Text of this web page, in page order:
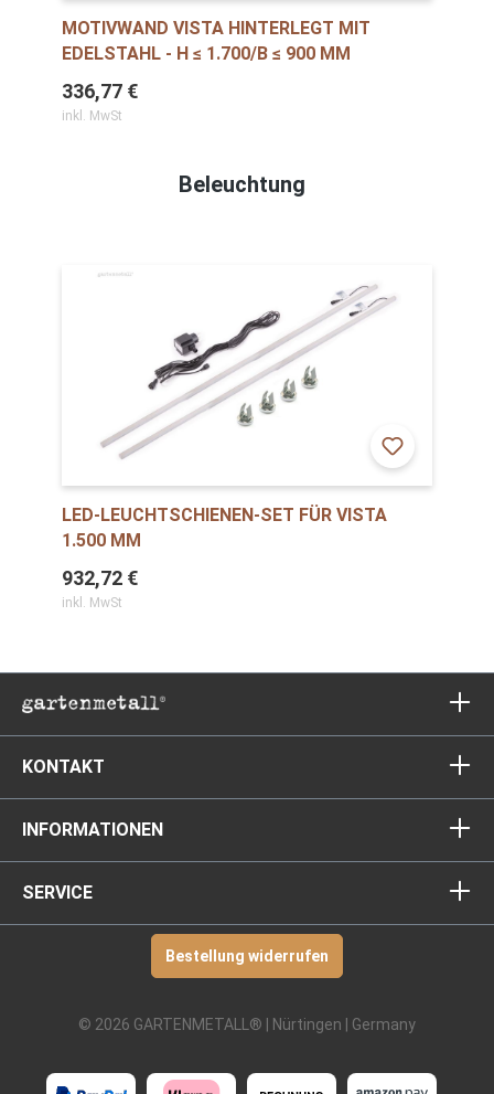
MOTIVWAND VISTA HINTERLEGT MIT
EDELSTAHL - H ≤ 1.700/B ≤ 900 MM
336,77 €
inkl. MwSt
Beleuchtung
LED-LEUCHTSCHIENEN-SET FÜR VISTA
1.500 MM
932,72 €
inkl. MwSt
KONTAKT
INFORMATIONEN
SERVICE
Bestellung widerrufen
© 2026 GARTENMETALL® | Nürtingen | Germany